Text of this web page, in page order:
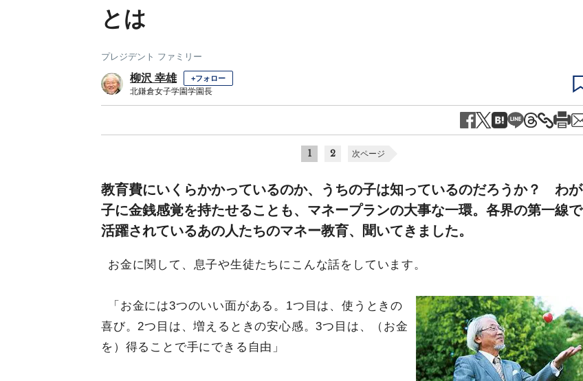
とは
プレジデント ファミリー
柳沢 幸雄 +フォロー
北鎌倉女子学園学園長
1 2 次ページ
教育費にいくらかかっているのか、うちの子は知っているのだろうか？ わが
子に金銭感覚を持たせることも、マネープランの大事な一環。各界の第一線で
活躍されているあの人たちのマネー教育、聞いてきました。
お金に関して、息子や生徒たちにこんな話をしています。
「お金には3つのいい面がある。1つ目は、使うときの
喜び。2つ目は、増えるときの安心感。3つ目は、（お金
を）得ることで手にできる自由」